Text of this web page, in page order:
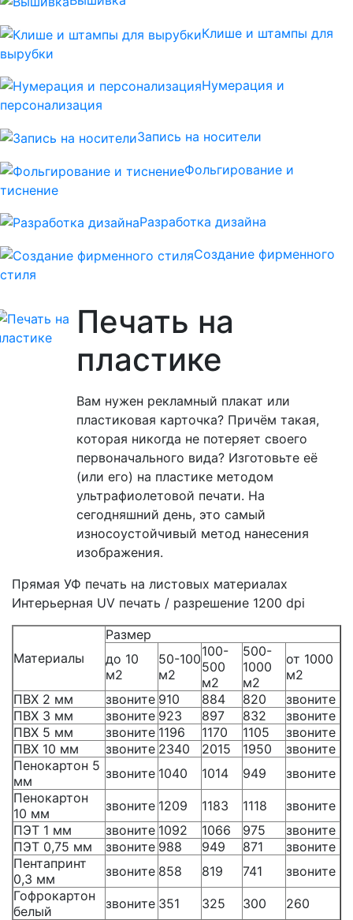
Клише и штампы для
вырубки
Нумерация и
персонализация
Запись на носители
Фольгирование и
тиснение
Разработка дизайна
Создание фирменного
стиля
Печать на
пластике
Вам нужен рекламный плакат или
пластиковая карточка? Причём такая,
которая никогда не потеряет своего
первоначального вида? Изготовьте её
(или его) на пластике методом
ультрафиолетовой печати. На
сегодняшний день, это самый
износоустойчивый метод нанесения
изображения.
Прямая УФ печать на листовых материалах
Интерьерная UV печать / разрешение 1200 dpi
Материалы
Размер
до 10
м2
50-100
м2
100-
500
м2
500-
1000
м2
от 1000
м2
ПВХ 2 мм
звоните 910 884 820
звоните
ПВХ 3 мм
звоните 923 897 832
звоните
ПВХ 5 мм
звоните 1196 1170 1105
звоните
ПВХ 10 мм
звоните 2340 2015 1950
звоните
Пенокартон 5
мм
звоните 1040 1014 949
звоните
Пенокартон
10 мм
звоните 1209 1183 1118
звоните
ПЭТ 1 мм
звоните 1092 1066 975
звоните
ПЭТ 0,75 мм
звоните 988 949 871
звоните
Пентапринт
0,3 мм
звоните 858 819 741
звоните
Гофрокартон
белый
звоните 351 325 300
260